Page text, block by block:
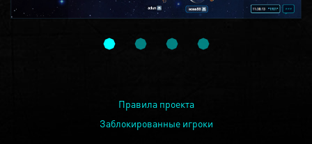
Правила проекта
Заблокированные игроки